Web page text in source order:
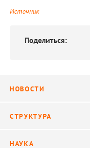
Источник
Поделиться:
НОВОСТИ
Видео
СТРУКТУРА
НАУКА